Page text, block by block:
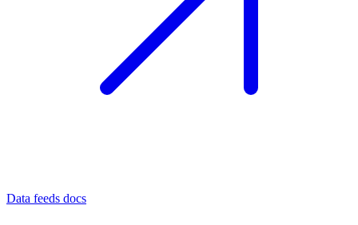
Data feeds docs